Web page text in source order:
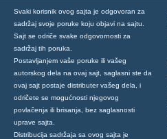
Svaki korisnik ovog sajta je odgovoran za
sadržaj svoje poruke koju objavi na sajtu.
Sajt se odriče svake odgovornosti za
sadržaj tih poruka.
Postavljanjem vaše poruke ili vašeg
autorskog dela na ovaj sajt, saglasni ste da
ovaj sajt postaje distributer vašeg dela, i
odričete se mogućnosti njegovog
povlačenja ili brisanja, bez saglasnosti
uprave sajta.
Distribucija sadržaja sa ovog sajta je